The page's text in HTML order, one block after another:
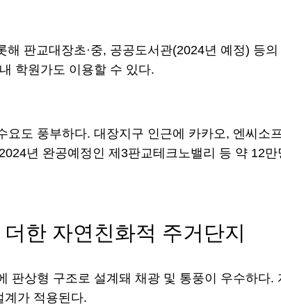
판교대장초·중, 공공도서관(2024년 예정) 등
학원가도 이용할 수 있다.
도 풍부하다. 대장지구 인근에 카카오, 엔씨
년 완공예정인 제3판교테크노밸리 등 약 12
한 자연친화적 주거단지
판상형 구조로 설계돼 채광 및 통풍이 우수하
계가 적용된다.